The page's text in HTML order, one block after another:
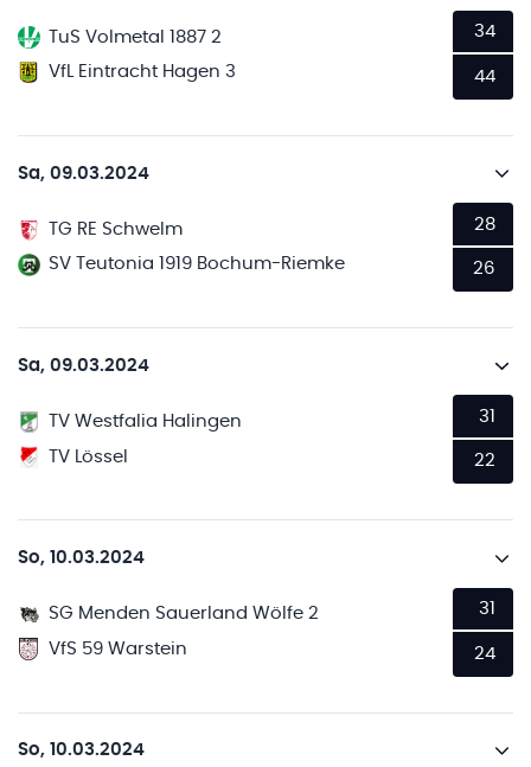
TuS Volmetal 1887 2
VfL Eintracht Hagen 3
34
44
Sa, 09.03.2024
TG RE Schwelm
SV Teutonia 1919 Bochum-Riemke
28
26
Sa, 09.03.2024
TV Westfalia Halingen
TV Lössel
31
22
So, 10.03.2024
SG Menden Sauerland Wölfe 2
VfS 59 Warstein
31
24
So, 10.03.2024